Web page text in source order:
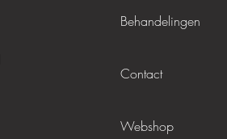
Behandelingen
Contact
Webshop